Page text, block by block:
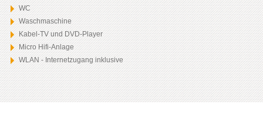
WC
Waschmaschine
Kabel-TV und DVD-Player
Micro Hifi-Anlage
WLAN - Internetzugang inklusive